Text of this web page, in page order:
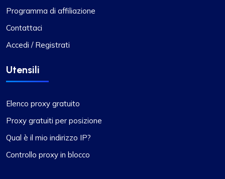
Programma di affiliazione
Contattaci
Accedi / Registrati
Utensili
Elenco proxy gratuito
Proxy gratuiti per posizione
Qual è il mio indirizzo IP?
Controllo proxy in blocco